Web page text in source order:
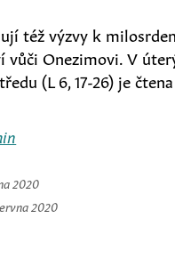
též výzvy k
Onezimovi. V
(L 6, 17-26) je
2020
2020